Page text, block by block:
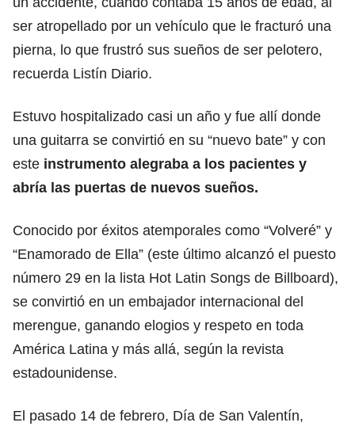
ser atropellado por un vehículo que le fracturó una
pierna, lo que frustró sus sueños de ser pelotero,
recuerda Listín Diario.
Estuvo hospitalizado casi un año y fue allí donde
una guitarra se convirtió en su “nuevo bate” y con
este instrumento alegraba a los pacientes y
abría las puertas de nuevos sueños.
Conocido por éxitos atemporales como “Volveré” y
“Enamorado de Ella” (este último alcanzó el puesto
número 29 en la lista Hot Latin Songs de Billboard),
se convirtió en un embajador internacional del
merengue, ganando elogios y respeto en toda
América Latina y más allá, según la revista
estadounidense.
El pasado 14 de febrero, Día de San Valentín,